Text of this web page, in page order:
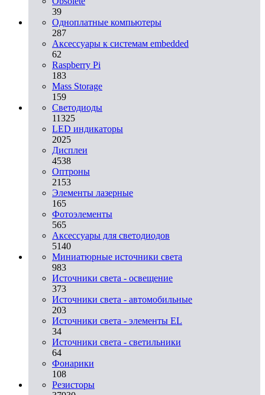
39
Одноплатные компьютеры
287
Аксессуары к системам embedded
62
Raspberry Pi
183
Mass Storage
159
Светодиоды
11325
LED индикаторы
2025
Дисплеи
4538
Оптроны
2153
Элементы лазерные
165
Фотоэлементы
565
Аксессуары для светодиодов
5140
Миниатюрные источники света
983
Источники света - освещение
373
Источники света - автомобильные
203
Источники света - элементы EL
34
Источники света - светильники
64
Фонарики
108
Резисторы